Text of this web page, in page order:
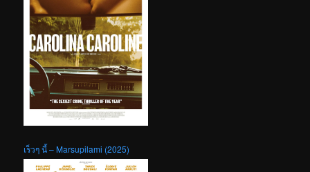
เร็วๆ นี้ – Marsupilami (2025)